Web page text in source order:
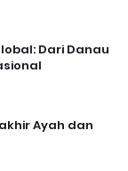
Dari Danau
Ayah dan